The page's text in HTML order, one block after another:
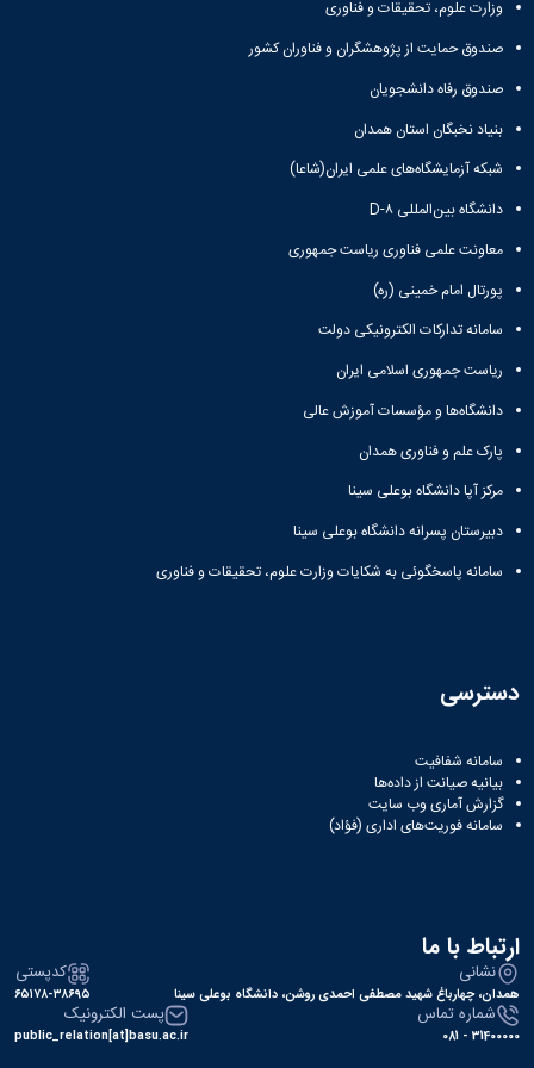
وزارت علوم، تحقیقات و فناوری
صندوق حمایت از پژوهشگران و فناوران کشور
صندوق رفاه دانشجویان
بنیاد نخبگان استان همدان
شبکه آزمایشگاه‌های علمی ایران(شاعا)
دانشگاه بین‌المللی D-۸
معاونت علمی فناوری ریاست جمهوری
پورتال امام خمینی (ره)
سامانه تدارکات الکترونیکی دولت
ریاست جمهوری اسلامی ایران
دانشگاه‌ها و مؤسسات آموزش عالی
پارک علم و فناوری همدان
مرکز آپا دانشگاه بوعلی سینا
دبیرستان پسرانه دانشگاه بوعلی سینا
سامانه پاسخگوئی به شکایات وزارت علوم، تحقیقات و فناوری
دسترسی
سامانه شفافیت
بیانیه صیانت از داده‌ها
گزارش آماری وب‌ سایت
سامانه فوریت‌های اداری (فؤاد)
ارتباط با ما
نشانی
همدان، چهارباغ شهید مصطفی احمدی روشن، دانشگاه بوعلی سینا
کدپستی
۶۵۱۷۸-۳۸۶۹۵
شماره تماس
31400000 - 081
پست الکترونیک
public_relation[at]basu.ac.ir